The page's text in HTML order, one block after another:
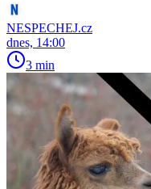
NESPECHEJ.cz
dnes, 14:00
3 min